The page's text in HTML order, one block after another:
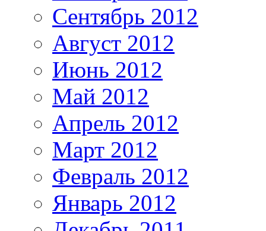
Сентябрь 2012
Август 2012
Июнь 2012
Май 2012
Апрель 2012
Март 2012
Февраль 2012
Январь 2012